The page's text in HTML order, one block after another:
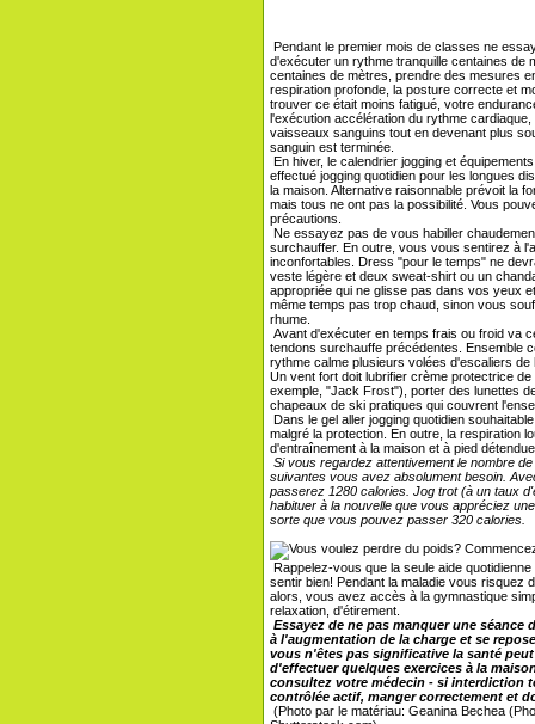
Pendant le premier mois de classes ne
d'exécuter un rythme tranquille centaines de
centaines de mètres, prendre des mesures
respiration profonde, la posture correcte et
trouver ce était moins fatigué, votre
l'exécution accélération du rythme
vaisseaux sanguins tout en devenant plus
sanguin est terminée.
En hiver, le calendrier jogging et
effectué jogging quotidien pour les longues
la maison. Alternative raisonnable prévoit la
mais tous ne ont pas la possibilité. Vous
précautions.
Ne essayez pas de vous habiller
surchauffer. En outre, vous vous sentirez à
inconfortables. Dress "pour le temps" ne
veste légère et deux sweat-shirt ou un
appropriée qui ne glisse pas dans vos yeux
même temps pas trop chaud, sinon vous
rhume.
Avant d'exécuter en temps frais ou froid va
tendons surchauffe précédentes. Ensemble
rythme calme plusieurs volées d'escaliers
Un vent fort doit lubrifier crème protectrice
exemple, "Jack Frost"), porter des lunettes
chapeaux de ski pratiques qui couvrent
Dans le gel aller jogging quotidien
malgré la protection. En outre, la respiration
d'entraînement à la maison et à pied
Si vous regardez attentivement le nombre
suivantes vous avez absolument besoin.
passerez 1280 calories. Jog trot (à un taux
habituer à la nouvelle que vous appréciez
sorte que vous pouvez passer 320 calories.
Rappelez-vous que la seule aide
sentir bien! Pendant la maladie vous risquez
alors, vous avez accès à la gymnastique
relaxation, d'étirement.
Essayez de ne pas manquer une
à l'augmentation de la charge et se
vous n'êtes pas significative la santé
d'effectuer quelques exercices à la
consultez votre médecin - si interdiction
contrôlée actif, manger correctement et
(Photo par le matériau: Geanina Bechea